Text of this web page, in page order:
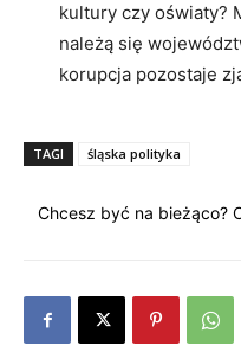
kultury czy oświaty?
należą się
korupcja pozostaje
TAGI śląska polityka
Chcesz być na bieżąco?